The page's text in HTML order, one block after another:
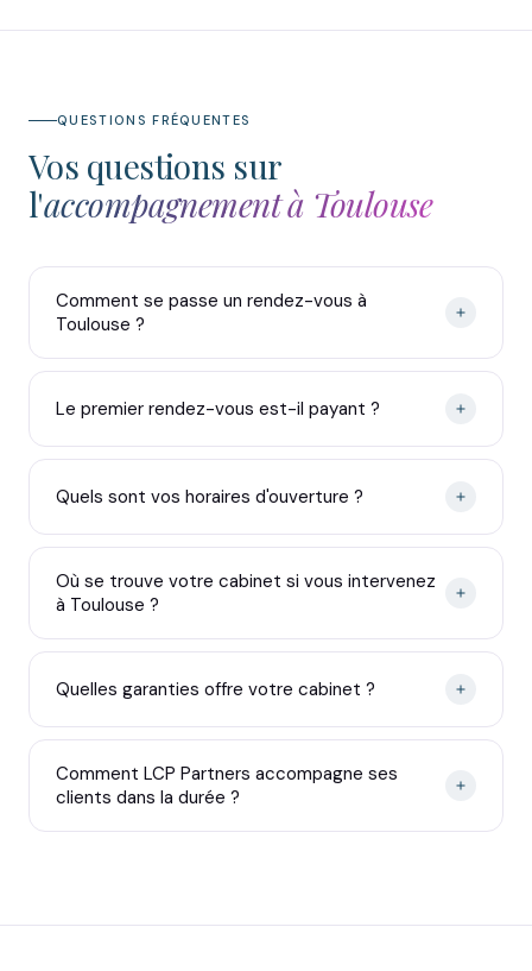
QUESTIONS FRÉQUENTES
Vos questions sur
l'accompagnement à Toulouse
Comment se passe un rendez-vous à
Toulouse ?
Le premier rendez-vous est-il payant ?
Quels sont vos horaires d'ouverture ?
Où se trouve votre cabinet si vous intervenez
à Toulouse ?
Quelles garanties offre votre cabinet ?
Comment LCP Partners accompagne ses
clients dans la durée ?